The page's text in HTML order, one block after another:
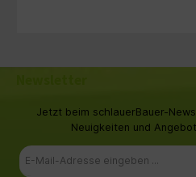
Landwirtschaft. Sichern
schlauerbauer.de und
selbst von der hohen
Produkte! Jetzt
Jetzt beim schlauerBauer-
Neuigkeiten und
Mail-